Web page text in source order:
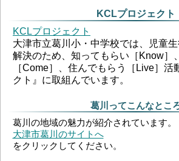
KCLプロジェクト
KCLプロジェクト
大津市立葛川小・中学校では、児童
解決のため、知ってもらい［Know］
［Come］、住んでもらう［Live］活
クト』に取組んでいます。
葛川ってこんなとこ
葛川の地域の魅力が紹介されています。
大津市葛川のサイトへ
をクリックしてください。